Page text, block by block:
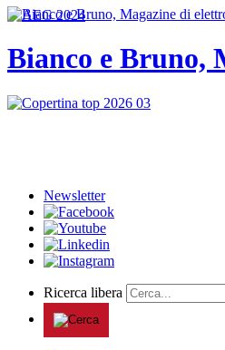
Bianco e Bruno,
Newsletter
Ricerca libera